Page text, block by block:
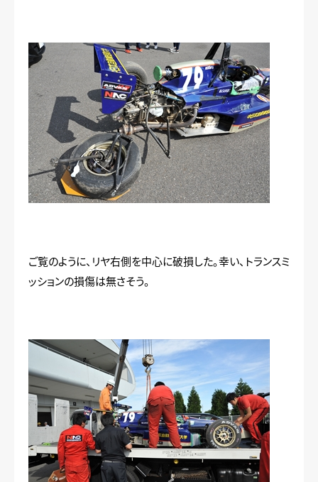
ご覧のように、リヤ右側を中心に破損した。幸い、トランスミ
ッションの損傷は無さそう。